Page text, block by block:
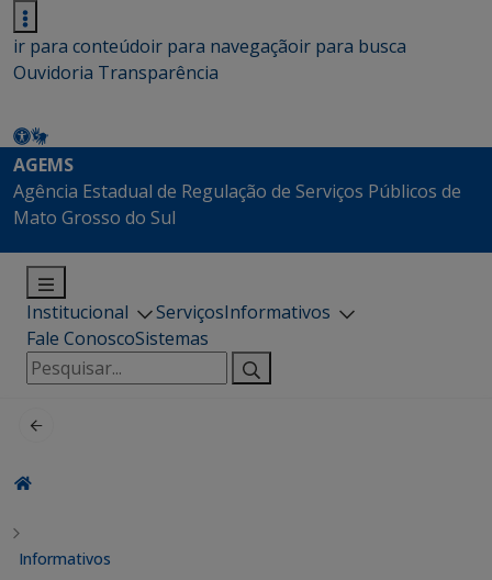
ir para conteúdoir para navegaçãoir para busca
Ouvidoria Transparência
AGEMS
Agência Estadual de Regulação de Serviços Públicos de
Mato Grosso do Sul
Institucional ServiçosInformativos
Fale ConoscoSistemas
Pesquisar
por:
Informativos